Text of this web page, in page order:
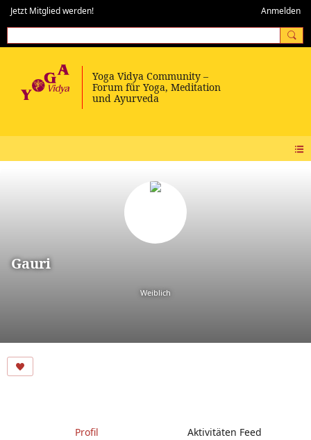
Jetzt Mitglied werden! Anmelden
Gauri
Weiblich
Profil Aktivitäten Feed